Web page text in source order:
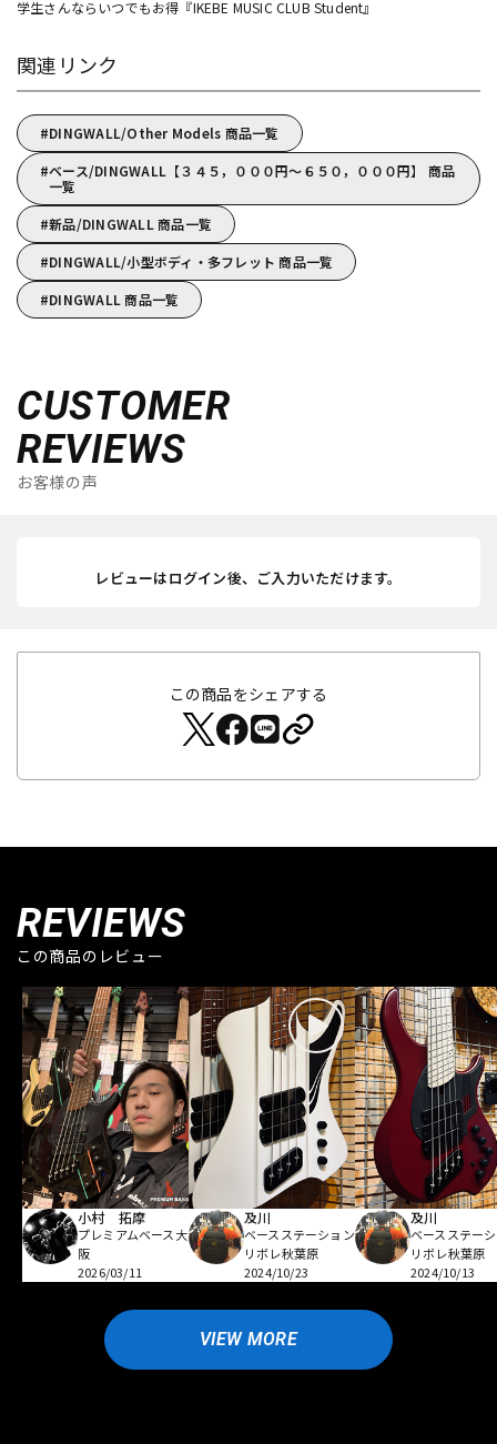
学生さんならいつでもお得『IKEBE MUSIC CLUB Student』
関連リンク
DINGWALL/Other Models 商品一覧
ベース/DINGWALL【３４５，０００円～６５０，０００円】 商品
一覧
新品/DINGWALL 商品一覧
DINGWALL/小型ボディ・多フレット 商品一覧
DINGWALL 商品一覧
CUSTOMER
REVIEWS
お客様の声
レビューはログイン後、ご入力いただけます。
この商品をシェアする
REVIEWS
この商品のレビュー
小村 拓摩
プレミアムベース大
阪
2026/03/11
及川
ベースステーション
リボレ秋葉原
2024/10/23
及川
ベースステー
リボレ秋葉原
2024/10/13
VIEW MORE